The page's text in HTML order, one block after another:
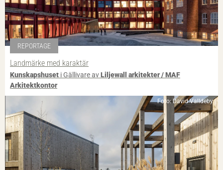
REPORTAGE
Landmärke med karaktär
Kunskapshuset i Gällivare avLiljewall arkitekter / MAF
Arkitektkontor
Foto: David Valldeby